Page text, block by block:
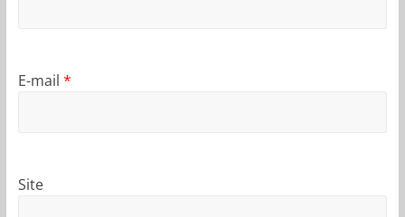
E-mail *
Site